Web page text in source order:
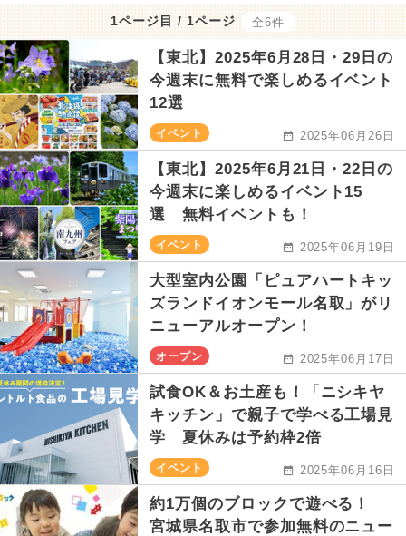
1ページ目 / 1ページ 全6件
【東北】2025年6月28日・29日の
今週末に無料で楽しめるイベント
12選
イベント 2025年06月26日
【東北】2025年6月21日・22日の
今週末に楽しめるイベント15
選 無料イベントも！
イベント 2025年06月19日
大型室内公園「ピュアハートキッ
ズランドイオンモール名取」がリ
ニューアルオープン！
オープン 2025年06月17日
試食OK＆お土産も！「ニシキヤ
キッチン」で親子で学べる工場見
学 夏休みは予約枠2倍
イベント 2025年06月16日
約1万個のブロックで遊べる！
宮城県名取市で参加無料のニュー